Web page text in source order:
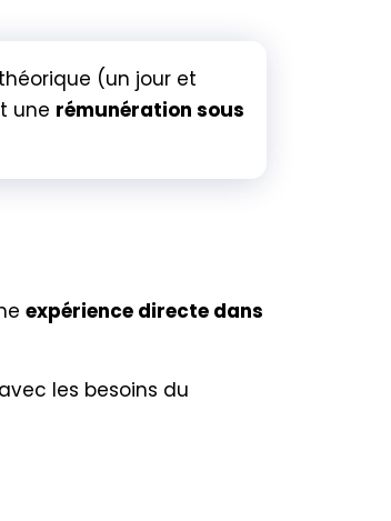
(un jour et
une rémunération sous
expérience directe dans
les besoins du